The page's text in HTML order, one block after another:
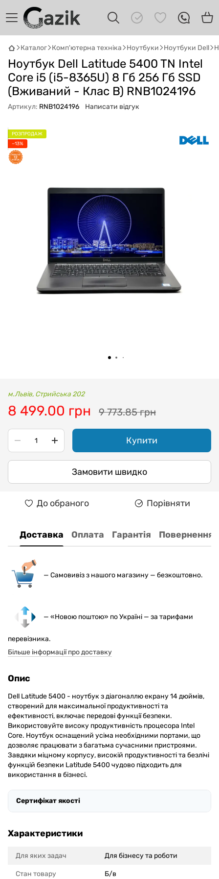
Каталог Комп'ютерна техніка Ноутбуки Ноутбуки Dell
Ноутбук Dell Latitude 5400 TN Intel
Core i5 (i5-8365U) 8 Гб 256 Гб SSD
(Вживаний - Клас B) RNB1024196
Артикул: RNB1024196 Написати відгук
РОЗПРОДАЖ
−13%
м.Львів, Стрийська 202
8 499.00 грн 9 773.85 грн
Купити
Замовити швидко
До обраного Порівняти
Доставка Оплата Гарантія Повернення
— Самовивіз з нашого магазину — безкоштовно.
— «Новою поштою» по Україні — за тарифами
перевізника.
Більше інформації про доставку
Опис
Dell Latitude 5400 - ноутбук з діагоналлю екрану 14 дюймів,
створений для максимальної продуктивності та
ефективності, включає передові функції безпеки.
Використовуйте високу продуктивність процесора Intel
Core. Ноутбук оснащений усіма необхідними портами, що
дозволяє працювати з багатьма сучасними пристроями.
Завдяки міцному корпусу, високій продуктивності та безлічі
функцій безпеки Latitude 5400 чудово підходить для
використання в бізнесі.
Сертифікат якості
Характеристики
Для яких задач Для бізнесу та роботи
Стан товару Б/в
GAZIK AI
Онлайн · пошук техніки
Привіт! 👋 Я Gazik AI — допоможу
підібрати вживану комп'ютерну техніку.